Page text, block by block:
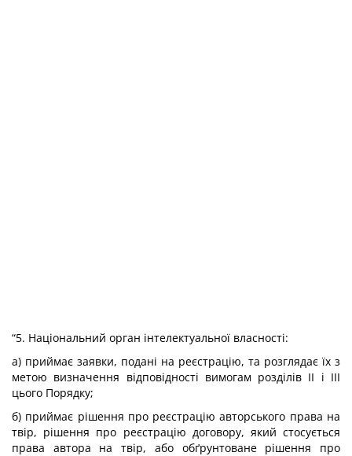
“5. Національний орган інтелектуальної власності:
а) приймає заявки, подані на реєстрацію, та розглядає їх з
метою визначення відповідності вимогам розділів II і III
цього Порядку;
б) приймає рішення про реєстрацію авторського права на
твір, рішення про реєстрацію договору, який стосується
права автора на твір, або обґрунтоване рішення про